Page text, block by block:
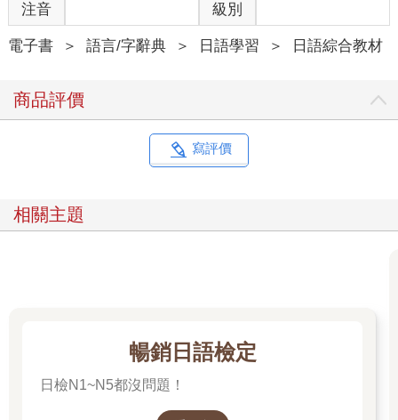
注音 級別
電子書 ＞ 語言/字辭典 ＞ 日語學習 ＞ 日語綜合教材
商品評價
寫評價
相關主題
暢銷日語檢定
日檢N1~N5都沒問題！